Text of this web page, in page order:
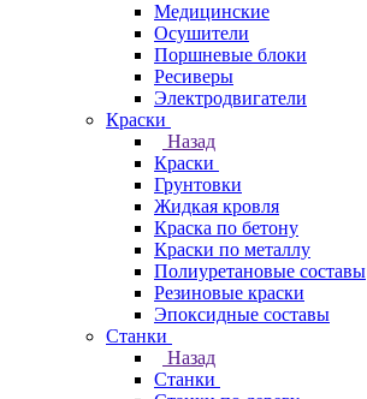
Медицинские
Осушители
Поршневые блоки
Ресиверы
Электродвигатели
Краски
Назад
Краски
Грунтовки
Жидкая кровля
Краска по бетону
Краски по металлу
Полиуретановые составы
Резиновые краски
Эпоксидные составы
Станки
Назад
Станки